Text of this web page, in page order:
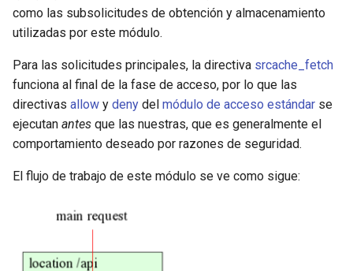
memcached
mlcache
multiplexer
murmurhash2
mysql
newrelic
como las subsolicitudes de obtención y almacenamiento
utilizadas por este módulo.
Para las solicitudes principales, la directiva srcache_fetch
funciona al final de la fase de acceso, por lo que las
directivas allow y deny del módulo de acceso estándar se
ejecutan antes que las nuestras, que es generalmente el
comportamiento deseado por razones de seguridad.
El flujo de trabajo de este módulo se ve como sigue: